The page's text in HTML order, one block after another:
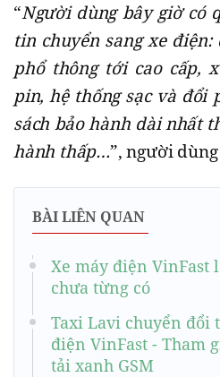
“Người dùng bây giờ có
tin chuyển sang xe
phổ thông tới cao cấp,
pin, hệ thống sạc và đổi
sách bảo hành dài nhất
hành thấp…”, người
BÀI LIÊN QUAN
Xe máy điện VinFast
chưa từng có
Taxi Lavi chuyển đổi
điện VinFast - Tham
tải xanh GSM